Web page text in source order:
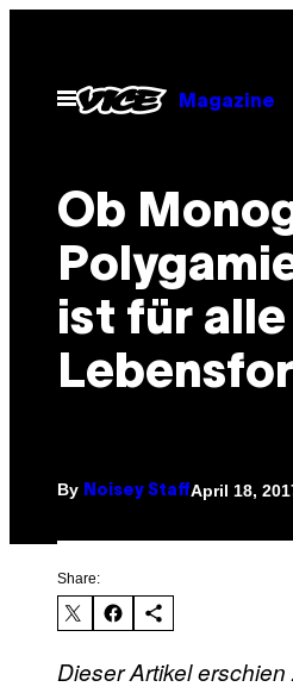
contentOpen
Menu
Magazine
Ob
ist für
By Noisey StaffApril 18,
Share:
Dieser Artikel